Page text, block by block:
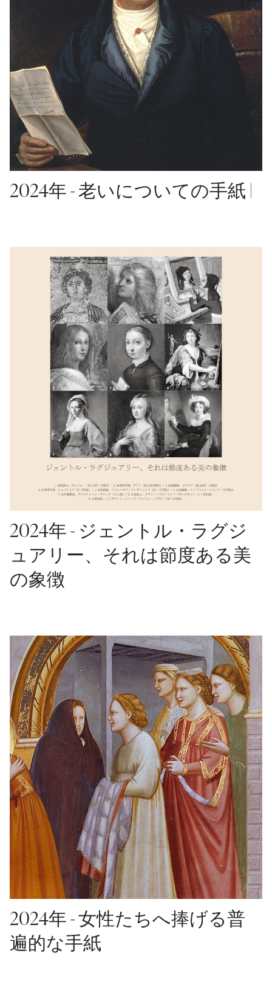
2024年 - 老いについての手紙 |
2024年 - ジェントル・ラグジ
ュアリー、それは節度ある美
の象徴
2024年 - 女性たちへ捧げる普
遍的な手紙